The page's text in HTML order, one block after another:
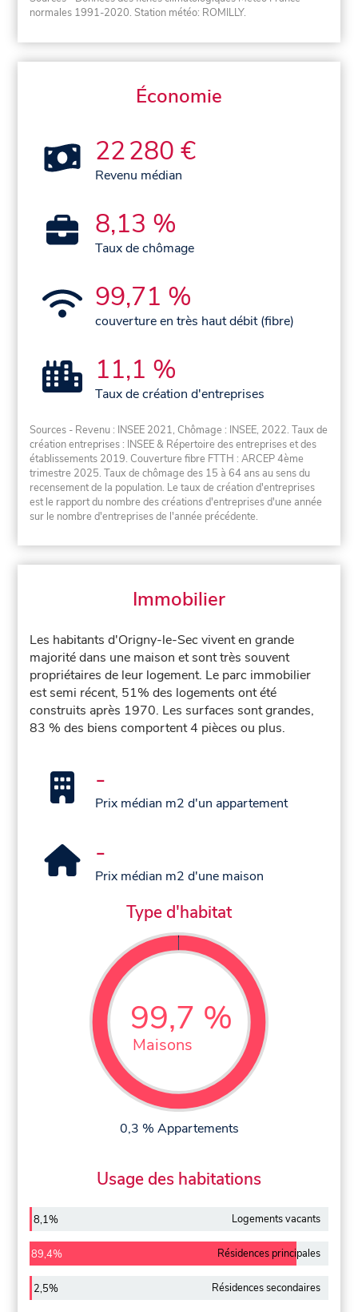
normales 1991-2020. Station météo: ROMILLY.
Économie
22 280 €
Revenu médian
8,13 %
Taux de chômage
99,71 %
couverture en très haut débit (fibre)
11,1 %
Taux de création d'entreprises
Sources - Revenu : INSEE 2021, Chômage : INSEE, 2022. Taux de
création entreprises : INSEE & Répertoire des entreprises et des
établissements 2019. Couverture fibre FTTH : ARCEP 4ème
trimestre 2025. Taux de chômage des 15 à 64 ans au sens du
recensement de la population. Le taux de création d'entreprises
est le rapport du nombre des créations d'entreprises d'une année
sur le nombre d'entreprises de l'année précédente.
Immobilier
Les habitants d'Origny-le-Sec vivent en grande
majorité dans une maison et sont très souvent
propriétaires de leur logement. Le parc immobilier
est semi récent, 51% des logements ont été
construits après 1970. Les surfaces sont grandes,
83 % des biens comportent 4 pièces ou plus.
-
Prix médian m2 d'un appartement
-
Prix médian m2 d'une maison
Type d'habitat
99,7 %
Maisons
0,3 % Appartements
Usage des habitations
8,1% Logements vacants
89,4% Résidences principales
2,5% Résidences secondaires